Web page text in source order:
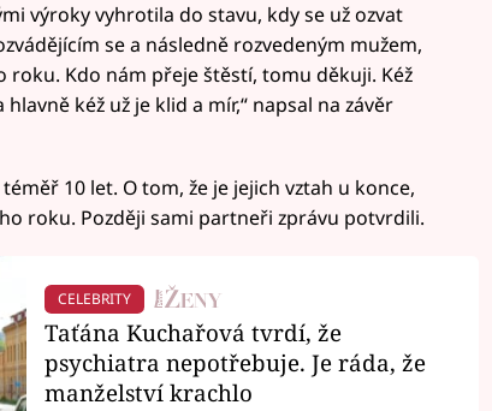
výroky vyhrotila do stavu, kdy se už ozvat
se a následně rozvedeným mužem,
roku. Kdo nám přeje štěstí, tomu děkuji. Kéž
kéž už je klid a mír,“ napsal na závěr
10 let. O tom, že je jejich vztah u konce,
roku. Později sami partneři zprávu potvrdili.
CELEBRITY
Taťána Kuchařová tvrdí, že
psychiatra nepotřebuje. Je ráda, že
manželství krachlo